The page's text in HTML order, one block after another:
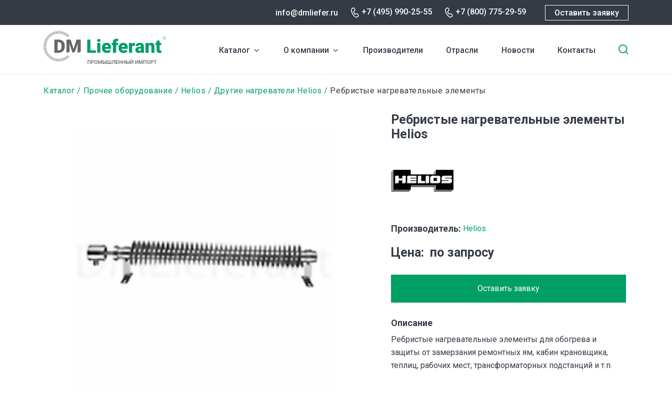
содержанию
info@dmliefer.ru +7 (495) 990-25-55 +7 (800) 775-29-59 Оставить заявку
Каталог О компании Производители Отрасли Новости Контакты
Строка
Каталог Прочее оборудование Helios Другие нагреватели Helios Ребристые нагревательные элементы
Ребристые нагревательные элементы
Helios
Производитель: Helios
Цена по запросу
Оставить заявку
Описание
Ребристые нагревательные элементы для обогрева и
защиты от замерзания ремонтных ям, кабин крановщика,
теплиц, рабочих мест, трансформаторных подстанций и т.п.